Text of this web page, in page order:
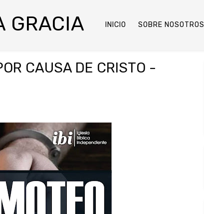
GRACIA INICIO SOBRE NOSOTROS
CAUSA DE CRISTO -